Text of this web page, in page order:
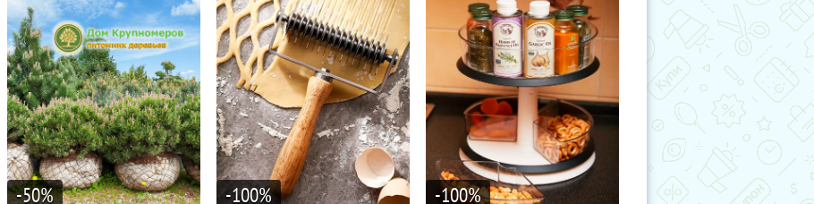
-50% -100% -100%